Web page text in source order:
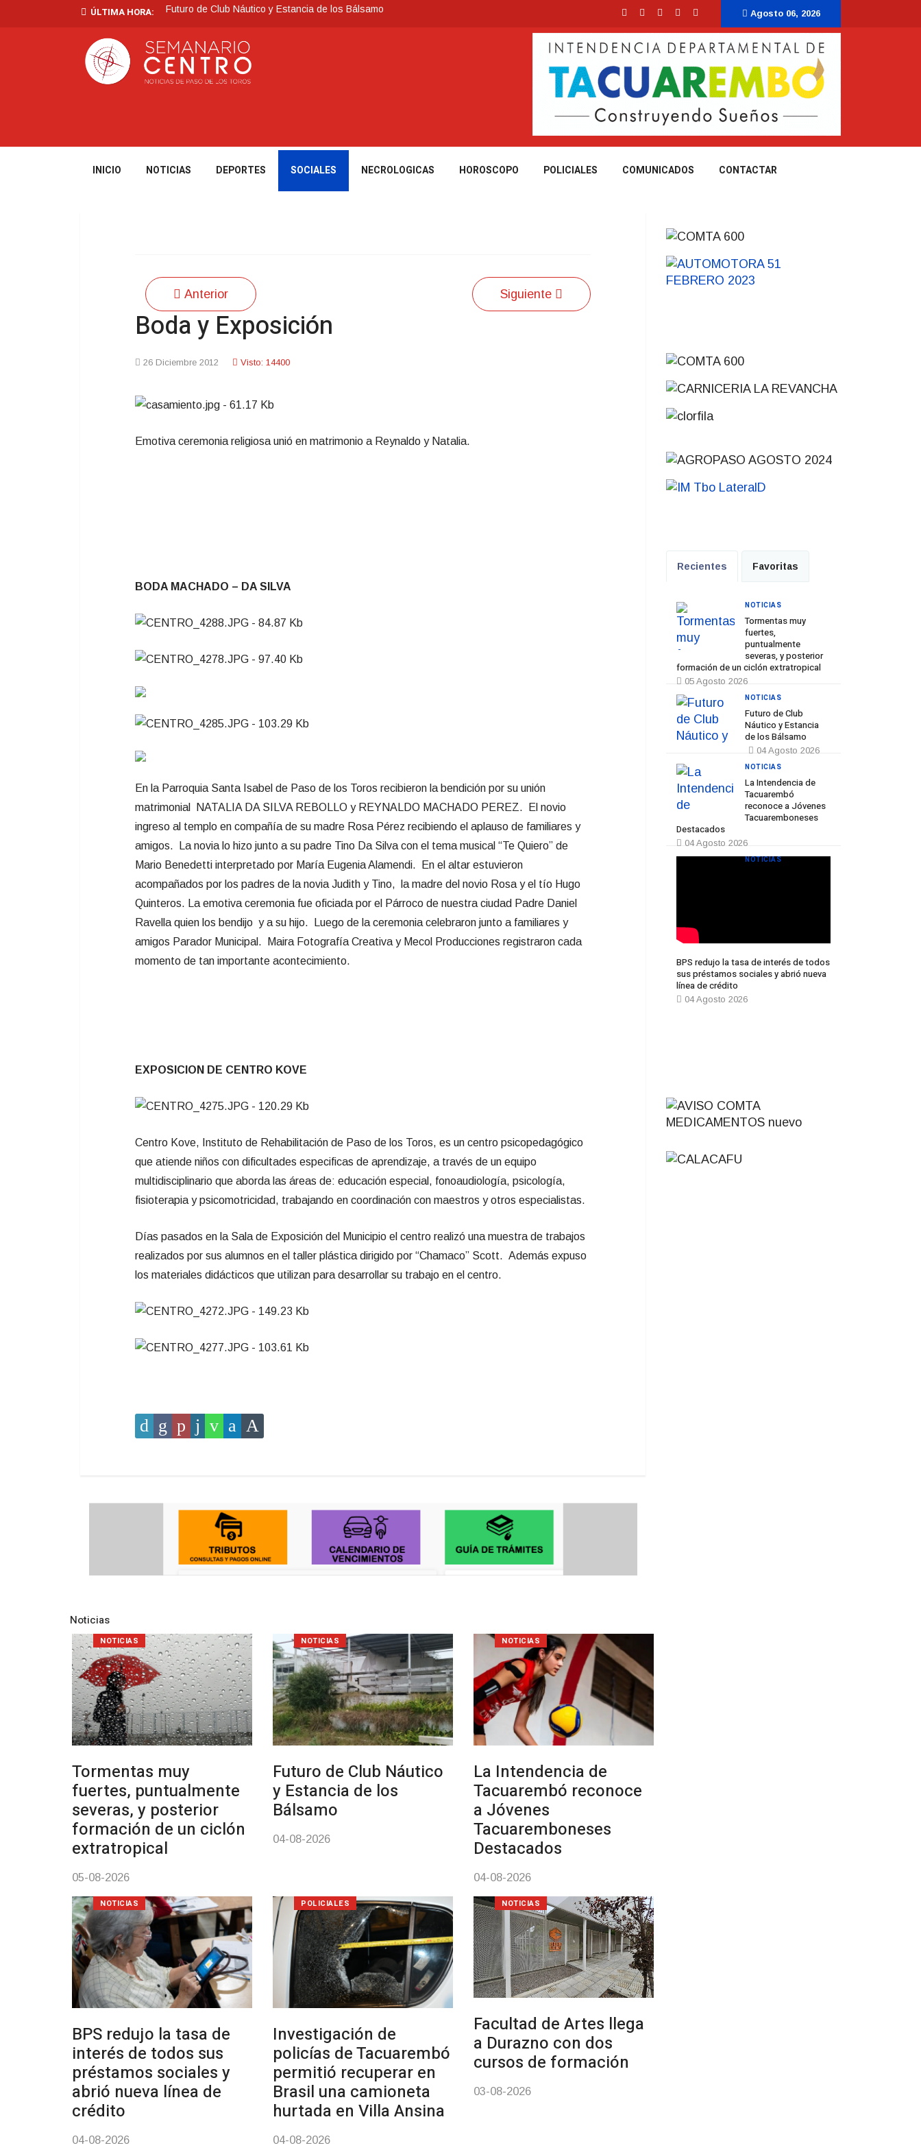
ÚLTIMA HORA:
Futuro de Club Náutico y Estancia de los Bálsamo
BPS redujo la tasa de interés de todos sus préstamos sociales y abrió nueva línea de crédito
Investigación de policías de Tacuarembó permitió recuperar en Brasil una camioneta hurtada en
Villa Ansina
Tormentas muy fuertes, puntualmente severas, y posterior formación de un ciclón extratropical
Agosto 06, 2026
INICIO NOTICIAS DEPORTES SOCIALES NECROLOGICAS HOROSCOPO POLICIALES COMUNICADOS CONTACTAR
Anterior Siguiente
Boda y Exposición
26 Diciembre 2012 Visto: 14400
Emotiva ceremonia religiosa unió en matrimonio a Reynaldo y Natalia.
BODA MACHADO – DA SILVA
En la Parroquia Santa Isabel de Paso de los Toros recibieron la bendición por su unión
matrimonial NATALIA DA SILVA REBOLLO y REYNALDO MACHADO PEREZ. El novio
ingreso al templo en compañía de su madre Rosa Pérez recibiendo el aplauso de familiares y
amigos. La novia lo hizo junto a su padre Tino Da Silva con el tema musical “Te Quiero” de
Mario Benedetti interpretado por María Eugenia Alamendi. En el altar estuvieron
acompañados por los padres de la novia Judith y Tino, la madre del novio Rosa y el tío Hugo
Quinteros. La emotiva ceremonia fue oficiada por el Párroco de nuestra ciudad Padre Daniel
Ravella quien los bendijo y a su hijo. Luego de la ceremonia celebraron junto a familiares y
amigos Parador Municipal. Maira Fotografía Creativa y Mecol Producciones registraron cada
momento de tan importante acontecimiento.
EXPOSICION DE CENTRO KOVE
Centro Kove, Instituto de Rehabilitación de Paso de los Toros, es un centro psicopedagógico
que atiende niños con dificultades especificas de aprendizaje, a través de un equipo
multidisciplinario que aborda las áreas de: educación especial, fonoaudiología, psicología,
fisioterapia y psicomotricidad, trabajando en coordinación con maestros y otros especialistas.
Días pasados en la Sala de Exposición del Municipio el centro realizó una muestra de trabajos
realizados por sus alumnos en el taller plástica dirigido por “Chamaco” Scott. Además expuso
los materiales didácticos que utilizan para desarrollar su trabajo en el centro.
Noticias
Recientes Favoritas
Tormentas muy
fuertes,
puntualmente
severas, y posterior
formación de un ciclón extratropical
05 Agosto 2026
NOTICIAS
Futuro de Club
Náutico y Estancia
de los Bálsamo
04 Agosto 2026
NOTICIAS
La Intendencia de
Tacuarembó
reconoce a Jóvenes
Tacuaremboneses
Destacados
04 Agosto 2026
NOTICIAS
BPS redujo la tasa de interés de todos
sus préstamos sociales y abrió nueva
línea de crédito
04 Agosto 2026
NOTICIAS